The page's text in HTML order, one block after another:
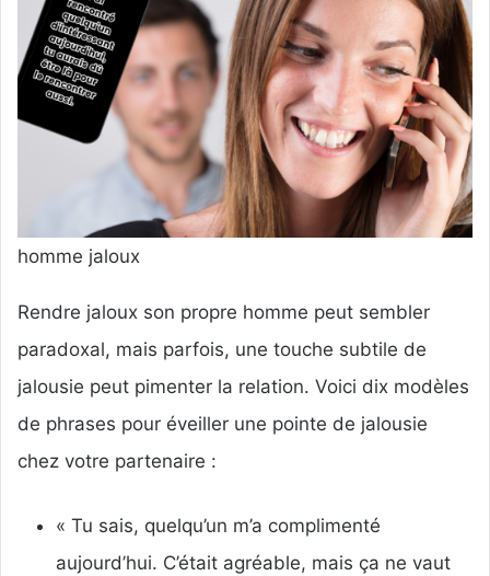
homme jaloux
Rendre jaloux son propre homme peut sembler
paradoxal, mais parfois, une touche subtile de
jalousie peut pimenter la relation. Voici dix modèles
de phrases pour éveiller une pointe de jalousie
chez votre partenaire :
« Tu sais, quelqu’un m’a complimenté
aujourd’hui. C’était agréable, mais ça ne vaut